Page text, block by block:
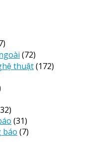
(72)
thuật(172)
(31)
báo (7)